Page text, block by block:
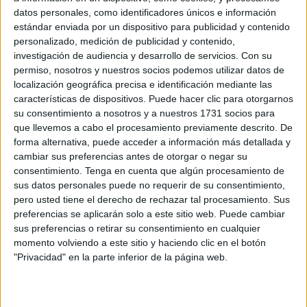
datos personales, como identificadores únicos e información
estándar enviada por un dispositivo para publicidad y contenido
personalizado, medición de publicidad y contenido,
investigación de audiencia y desarrollo de servicios. Con su
permiso, nosotros y nuestros socios podemos utilizar datos de
localización geográfica precisa e identificación mediante las
características de dispositivos. Puede hacer clic para otorgarnos
su consentimiento a nosotros y a nuestros 1731 socios para
que llevemos a cabo el procesamiento previamente descrito. De
forma alternativa, puede acceder a información más detallada y
cambiar sus preferencias antes de otorgar o negar su
consentimiento. Tenga en cuenta que algún procesamiento de
sus datos personales puede no requerir de su consentimiento,
pero usted tiene el derecho de rechazar tal procesamiento. Sus
preferencias se aplicarán solo a este sitio web. Puede cambiar
sus preferencias o retirar su consentimiento en cualquier
momento volviendo a este sitio y haciendo clic en el botón
"Privacidad" en la parte inferior de la página web.
POR MAYTE SOLÁN 24/03/2026 0
Inserta Empleo impulsa la formación en
técnicas comerciales para personas con
discapacidad
POR PALOMA ABAD 04/02/2026 0
Inserta Empleo forma en ofimática a personas
con discapacidad en Ceuta
POR PALOMA ABAD 02/02/2026 0
Una alumna de Ceuta con discapacidad,
becada por Fundación ONCE para un máster
en Igualdad y Género
POR MAYTE SOLÁN 29/12/2025 1
La ONCE invita a los ceutíes a impulsar
nuevos modelos de convivencia social